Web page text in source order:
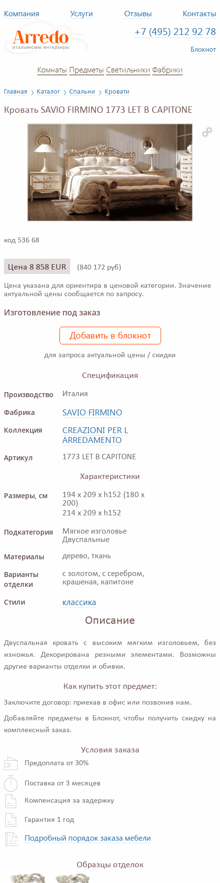
Компания Услуги Отзывы Контакты
+7 (495) 212 92 78
Блокнот
Комнаты Предметы Светильники Фабрики
Главная Каталог Спальни Кровати
Кровать SAVIO FIRMINO 1773 LET B CAPITONE
код 536 68
Цена 8 858 EUR (840 172 руб)
Цена указана для ориентира в ценовой категории. Значение
актуальной цены сообщается по запросу.
Изготовление под заказ
Добавить в блокнот
для запроса актуальной цены / скидки
Спецификация
Производство
Италия
Фабрика SAVIO FIRMINO
Коллекция
CREAZIONI PER L
ARREDAMENTO
Артикул 1773 LET B CAPITONE
Характеристики
Размеры, см
194 x 209 x h152 (180 x
200)
214 x 209 x h152
Подкатегория
Мягкое изголовье
Двуспальные
Материалы дерево, ткань
Варианты
отделки
с золотом, с серебром,
крашеная, капитоне
Стили классика
Описание
Двуспальная кровать с высоким мягким изголовьем, без
изножья. Декорирована резными элементами. Возможны
другие варианты отделки и обивки.
Как купить этот предмет:
Заключите договор: приехав в офис или позвонив нам.
Добавляйте предметы в Блокнот, чтобы получить скидку на
комплексный заказ.
Условия заказа
Предоплата от 30%
Поставка от 3 месяцев
Компенсация за задержку
Гарантия 1 год
Подробный порядок заказа мебели
Образцы отделок